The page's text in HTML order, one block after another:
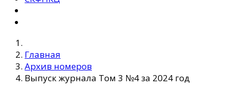
Главная
Архив номеров
Выпуск журнала Том 3 №4 за 2024 год